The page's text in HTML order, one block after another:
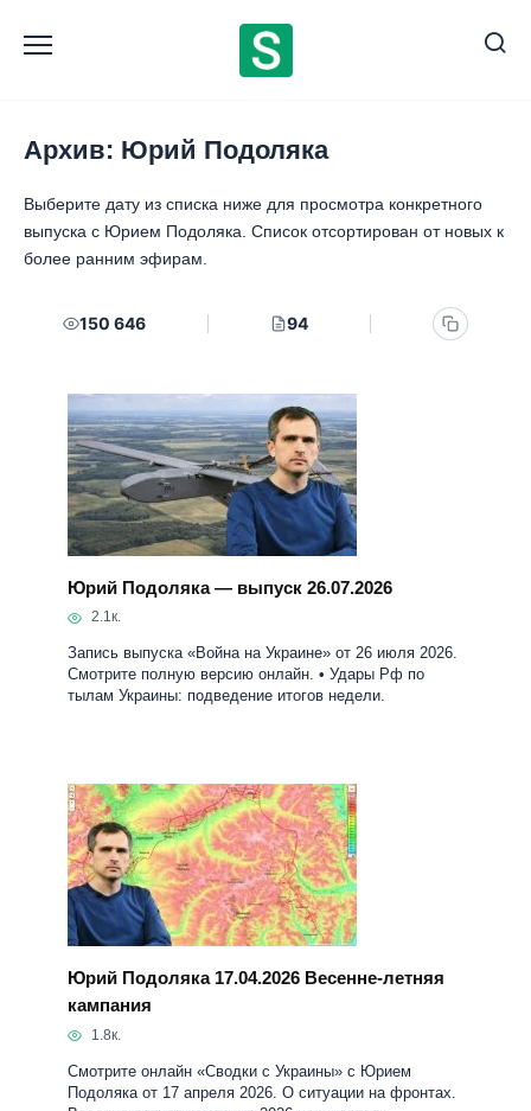
содержанию
Архив: Юрий Подоляка
Выберите дату из списка ниже для просмотра конкретного
выпуска с Юрием Подоляка. Список отсортирован от новых к
более ранним эфирам.
150 646 94
Юрий Подоляка — выпуск 26.07.2026
2.1к.
Запись выпуска «Война на Украине» от 26 июля 2026.
Смотрите полную версию онлайн. • Удары Рф по
тылам Украины: подведение итогов недели.
Юрий Подоляка 17.04.2026 Весенне-летняя
кампания
1.8к.
Смотрите онлайн «Сводки с Украины» с Юрием
Подоляка от 17 апреля 2026. О ситуации на фронтах.